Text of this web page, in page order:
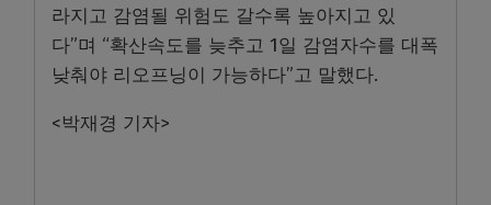
라지고 감염될 위험도 갈수록 높아지고 있
다”며 “확산속도를 늦추고 1일 감염자수를 대폭
낮춰야 리오프닝이 가능하다”고 말했다.
<박재경 기자>